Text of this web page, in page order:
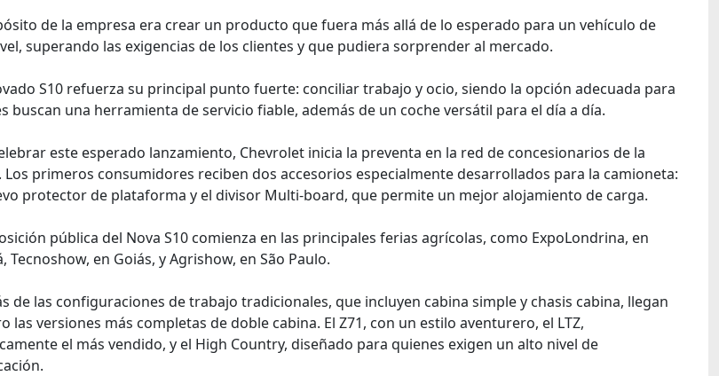
de la empresa era crear un producto que fuera más allá de lo esperado para un vehículo de
superando las exigencias de los clientes y que pudiera sorprender al mercado.
S10 refuerza su principal punto fuerte: conciliar trabajo y ocio, siendo la opción adecuada para
buscan una herramienta de servicio fiable, además de un coche versátil para el día a día.
este esperado lanzamiento, Chevrolet inicia la preventa en la red de concesionarios de la
Los primeros consumidores reciben dos accesorios especialmente desarrollados para la camioneta:
protector de plataforma y el divisor Multi-board, que permite un mejor alojamiento de carga.
pública del Nova S10 comienza en las principales ferias agrícolas, como ExpoLondrina, en
Tecnoshow, en Goiás, y Agrishow, en São Paulo.
de las configuraciones de trabajo tradicionales, que incluyen cabina simple y chasis cabina, llegan
las versiones más completas de doble cabina. El Z71, con un estilo aventurero, el LTZ,
el más vendido, y el High Country, diseñado para quienes exigen un alto nivel de